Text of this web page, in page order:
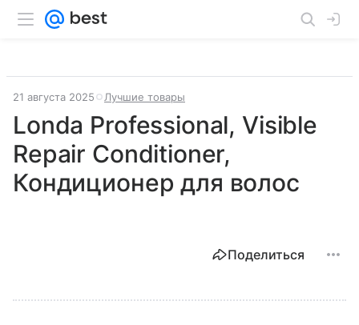
21 августа 2025 Лучшие товары
Londa Professional, Visible
Repair Conditioner,
Кондиционер для волос
Поделиться